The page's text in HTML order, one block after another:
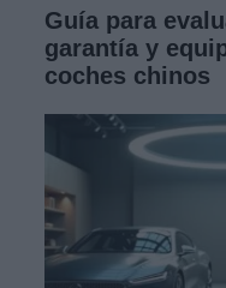
Guía para
garantía y
coches chinos